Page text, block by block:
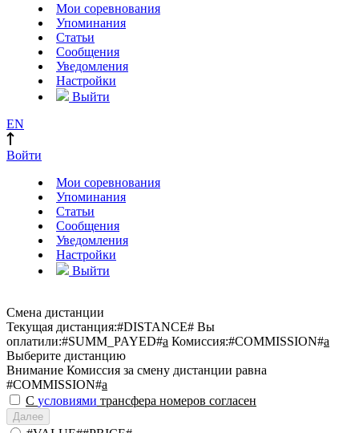
Мои соревнования
Упоминания
Статьи
Сообщения
Уведомления
Настройки
Выйти
EN
Войти
Мои соревнования
Упоминания
Статьи
Сообщения
Уведомления
Настройки
Выйти
Смена дистанции
Текущая дистанция:#DISTANCE# Вы
оплатили:#SUMM_PAYED#a Комиссия:#COMMISSION#a
Выберите дистанцию
Внимание Комиссия за смену дистанции равна
#COMMISSION#a
С условиями трансфера номеров согласен
Далее